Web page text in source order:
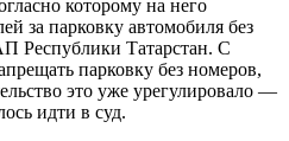
которому на него
за парковку автомобиля без
Республики Татарстан. С
парковку без номеров,
это уже урегулировало —
идти в суд.